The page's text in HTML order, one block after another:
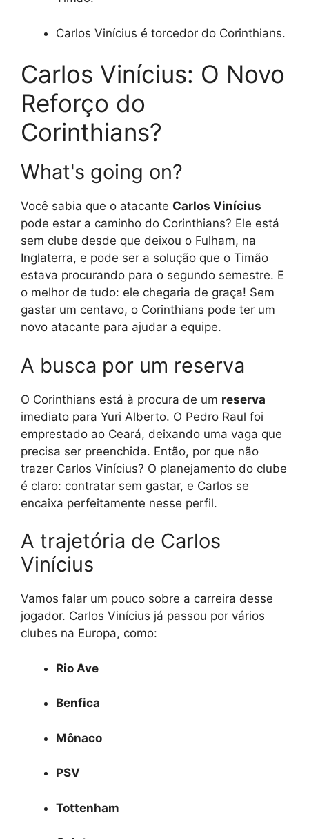
Carlos Vinícius é torcedor do Corinthians.
Carlos Vinícius: O Novo
Reforço do
Corinthians?
What's going on?
Você sabia que o atacante Carlos Vinícius
pode estar a caminho do Corinthians? Ele está
sem clube desde que deixou o Fulham, na
Inglaterra, e pode ser a solução que o Timão
estava procurando para o segundo semestre. E
o melhor de tudo: ele chegaria de graça! Sem
gastar um centavo, o Corinthians pode ter um
novo atacante para ajudar a equipe.
A busca por um reserva
O Corinthians está à procura de um reserva
imediato para Yuri Alberto. O Pedro Raul foi
emprestado ao Ceará, deixando uma vaga que
precisa ser preenchida. Então, por que não
trazer Carlos Vinícius? O planejamento do clube
é claro: contratar sem gastar, e Carlos se
encaixa perfeitamente nesse perfil.
A trajetória de Carlos
Vinícius
Vamos falar um pouco sobre a carreira desse
jogador. Carlos Vinícius já passou por vários
clubes na Europa, como:
Rio Ave
Benfica
Mônaco
PSV
Tottenham